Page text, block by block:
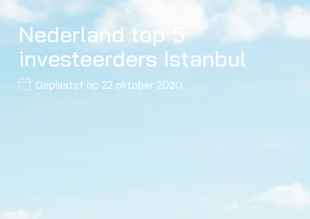
Nederland top 5
investeerders Istanbul
Geplaatst op 22 oktober 2020